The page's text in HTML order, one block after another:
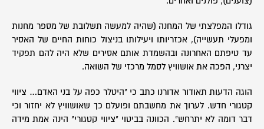
גודלו המפלצתי של המחנה (שהיה למעשה תשלובת של מספר מחנות
ומפעלי תעשייה), אכזריותו ויעילותו בניצול כוחות החיים של האסיר
עד טיפתם האחרונה ובהשמדת אותם אסירים שלא היה להם תפקיד
יצרני, הפכה את אושוויץ לסמל מרכזי של השואה.
הוגה הדעות תאודור אדורנו כתב כי "היטלר כפה על בני האדם… ציווי
קטגורי חדש. לערוך את מחשבתם ופועלם כך שאושוויץ לא יחזור וכי
דבר דומה לא יתרחש". הכוונה בביטוי "ציווי קטגורי" הינה אמת מידה